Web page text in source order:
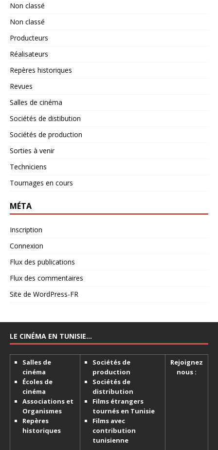
Non classé
Non classé
Producteurs
Réalisateurs
Repères historiques
Revues
Salles de cinéma
Sociétés de distibution
Sociétés de production
Sorties à venir
Techniciens
Tournages en cours
MÉTA
Inscription
Connexion
Flux des publications
Flux des commentaires
Site de WordPress-FR
LE CINÉMA EN TUNISIE…
Salles de
cinéma
Écoles de
cinéma
Associations et
Organismes
Repères
historiques
Sociétés de
production
Sociétés de
distribution
Films étrangers
tournés en Tunisie
Films avec
contribution
tunisienne
Rejoignez
nous :